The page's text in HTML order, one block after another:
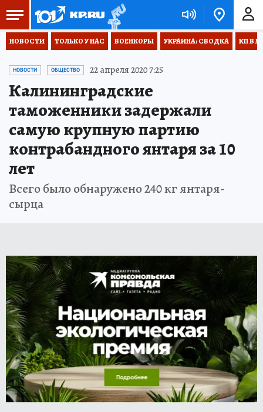
НОВОСТИ ТОЛЬКО У НАС ВОЕНКОРЫ УКРАИНА: СВОДКА КП В
НОВОСТИ ОБЩЕСТВО 22 апреля 2020 7:25
Калининградские
таможенники задержали
самую крупную партию
контрабандного янтаря за 10
лет
Всего было обнаружено 240 кг янтаря-
сырца